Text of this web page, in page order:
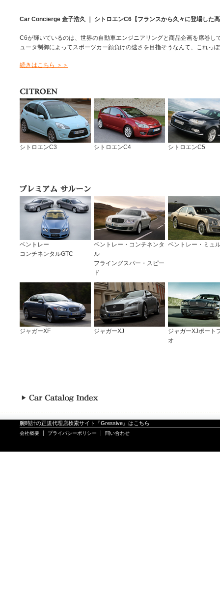
Car Concierge 金子浩久 ｜ シトロエンC6【フランスから久々に登場した
C6が輝いているのは、世界の自動車エンジニアリングと商品企画を席巻
ュータ制御によってスポーツカー顔負けの速さを目指そうなんて、これっ
続きはこちら ＞＞
シトロエンC3 シトロエンC4 シトロエンC5
ベントレー
コンチネンタルGTC
ベントレー・コンチネンタ
ル
フライングスパー・スピー
ド
ベントレー・ミュ
ジャガーXF ジャガーXJ
ジャガーXJポート
オ
腕時計の正規代理店検索サイト『Gressive』はこちら
会社概要 プライバシーポリシー 問い合わせ